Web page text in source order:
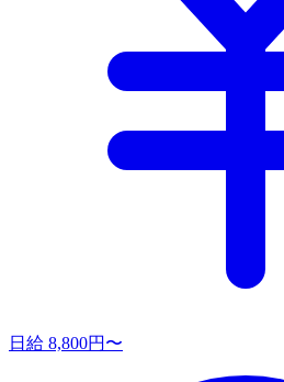
日給 8,800円〜